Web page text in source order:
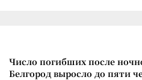
Число погибших после
Белгород выросло до пяти